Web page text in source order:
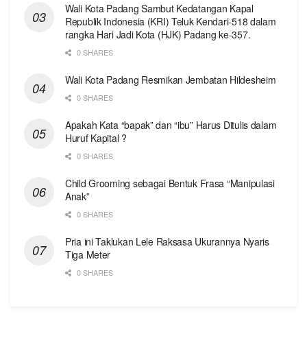
Wali Kota Padang Sambut Kedatangan Kapal
Republik Indonesia (KRI) Teluk Kendari-518 dalam
rangka Hari Jadi Kota (HJK) Padang ke-357.
0 SHARES
Wali Kota Padang Resmikan Jembatan Hildesheim
0 SHARES
Apakah Kata “bapak” dan “ibu” Harus Ditulis dalam
Huruf Kapital ?
0 SHARES
Child Grooming sebagai Bentuk Frasa “Manipulasi
Anak”
0 SHARES
Pria ini Taklukan Lele Raksasa Ukurannya Nyaris
Tiga Meter
0 SHARES